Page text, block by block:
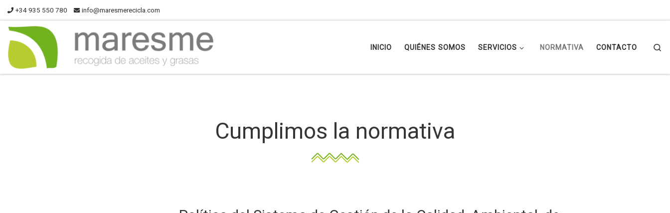
+34 935 550 780 info@maresmerecicla.com
INICIO QUIÉNES SOMOS SERVICIOS NORMATIVA CONTACTO
Cumplimos la normativa